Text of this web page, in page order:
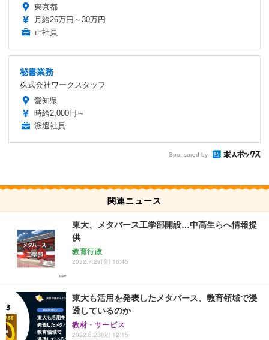
東京都
月給26万円～30万円
正社員
秘書業務
株式会社ワークスタッフ
愛知県
時給2,000円～
派遣社員
Sponsored by
関連ニュース
東大、メタバース工学部開設…中高生らへ情報提
供
教育行政
2022.7.29(金) 16:45
東大も活用を発表したメタバース、教育領域で浸
透しているのか
教材・サービス
2022.8.23(火) 12:15